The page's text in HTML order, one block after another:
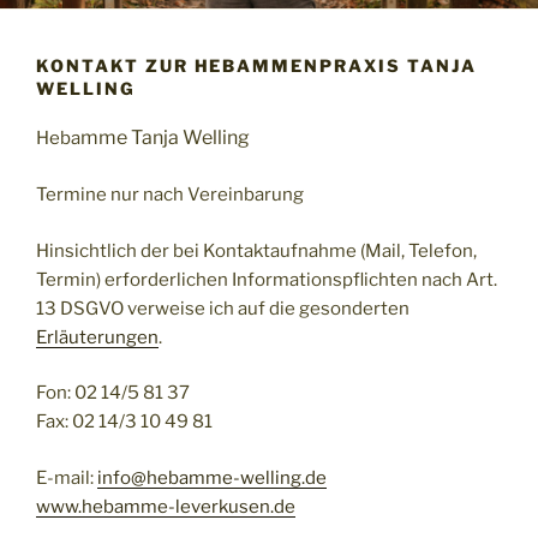
KONTAKT ZUR HEBAMMENPRAXIS TANJA
WELLING
Hebamme Tanja Welling
Termine nur nach Vereinbarung
Hinsichtlich der bei Kontaktaufnahme (Mail, Telefon,
Termin) erforderlichen Informationspflichten nach Art.
13 DSGVO verweise ich auf die gesonderten
Erläuterungen.
Fon: 02 14/5 81 37
Fax: 02 14/3 10 49 81
E-mail: info@hebamme-welling.de
www.hebamme-leverkusen.de